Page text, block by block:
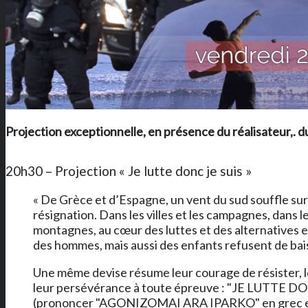
Projection exceptionnelle, en présence du réalisateur,.
20h30 – Projection « Je lutte donc je suis »
« De Grèce et d’Espagne, un vent du sud souffle
résignation. Dans les villes et les campagnes, dans
montagnes, au cœur des luttes et des alternatives
des hommes, mais aussi des enfants refusent de
Une même devise résume leur courage de résister,
leur persévérance à toute épreuve : "JE LUTTE
(prononcer "AGONIZOMAI ARA IPARKO" en grec